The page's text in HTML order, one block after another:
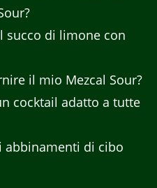
succo di limone con
il mio Mezcal Sour?
cocktail adatto a tutte
abbinamenti di cibo